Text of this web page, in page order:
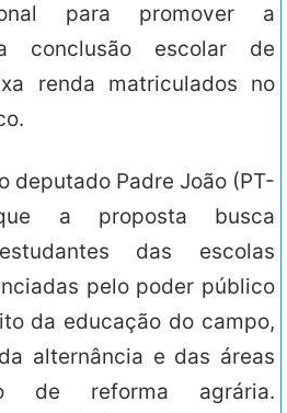
para promover a
conclusão escolar de
renda matriculados no
deputado Padre João (PT-
a proposta busca
das escolas
pelo poder público
da educação do campo,
alternância e das áreas
de reforma agrária.